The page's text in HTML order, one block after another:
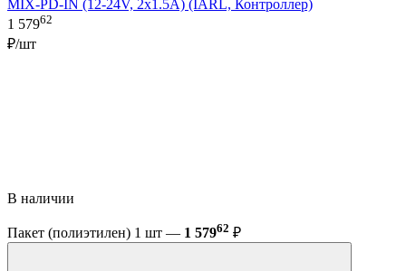
MIX-PD-IN (12-24V, 2x1.5A) (IARL, Контроллер)
1 57962
₽/шт
В наличии
Пакет (полиэтилен) 1 шт — 1 57962 ₽